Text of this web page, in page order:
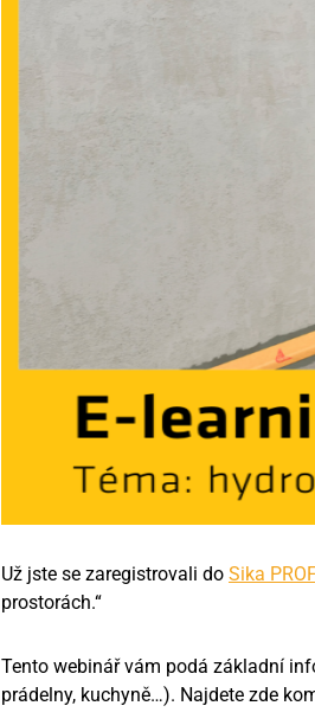
Už jste se zaregistrovali do Sika
prostorách.“
Tento webinář vám podá základní
prádelny, kuchyně…). Najdete zde